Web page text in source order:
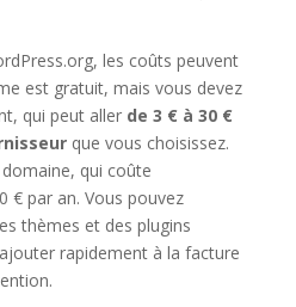
les coûts peuvent
est gratuit, mais vous devez
qui peut aller de 3 € à 30 €
que vous choisissez.
qui coûte
€ par an. Vous pouvez
thèmes et des plugins
rapidement à la facture